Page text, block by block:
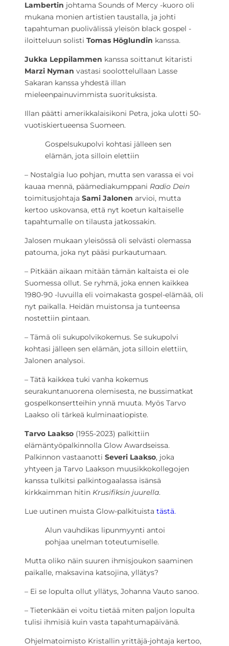
Lambertin johtama Sounds of Mercy -kuoro oli
mukana monien artistien taustalla, ja johti
tapahtuman puolivälissä yleisön black gospel -
iloitteluun solisti Tomas Höglundin kanssa.
Jukka Leppilammen kanssa soittanut kitaristi
Marzi Nyman vastasi soolottelullaan Lasse
Sakaran kanssa yhdestä illan
mieleenpainuvimmista suorituksista.
Illan päätti amerikkalaisikoni Petra, joka ulotti 50-
vuotiskiertueensa Suomeen.
Gospelsukupolvi kohtasi jälleen sen
elämän, jota silloin elettiin
– Nostalgia luo pohjan, mutta sen varassa ei voi
kauaa mennä, päämediakumppani Radio Dein
toimitusjohtaja Sami Jalonen arvioi, mutta
kertoo uskovansa, että nyt koetun kaltaiselle
tapahtumalle on tilausta jatkossakin.
Jalosen mukaan yleisössä oli selvästi olemassa
patouma, joka nyt pääsi purkautumaan.
– Pitkään aikaan mitään tämän kaltaista ei ole
Suomessa ollut. Se ryhmä, joka ennen kaikkea
1980-90 -luvuilla eli voimakasta gospel-elämää, oli
nyt paikalla. Heidän muistonsa ja tunteensa
nostettiin pintaan.
– Tämä oli sukupolvikokemus. Se sukupolvi
kohtasi jälleen sen elämän, jota silloin elettiin,
Jalonen analysoi.
– Tätä kaikkea tuki vanha kokemus
seurakuntanuorena olemisesta, ne bussimatkat
gospelkonsertteihin ynnä muuta. Myös Tarvo
Laakso oli tärkeä kulminaatiopiste.
Tarvo Laakso (1955-2023) palkittiin
elämäntyöpalkinnolla Glow Awardseissa.
Palkinnon vastaanotti Severi Laakso, joka
yhtyeen ja Tarvo Laakson muusikkokollegojen
kanssa tulkitsi palkintogaalassa isänsä
kirkkaimman hitin Krusifiksin juurella.
Lue uutinen muista Glow-palkituista tästä.
Alun vauhdikas lipunmyynti antoi
pohjaa unelman toteutumiselle.
Mutta oliko näin suuren ihmisjoukon saaminen
paikalle, maksavina katsojina, yllätys?
– Ei se lopulta ollut yllätys, Johanna Vauto sanoo.
– Tietenkään ei voitu tietää miten paljon lopulta
tulisi ihmisiä kuin vasta tapahtumapäivänä.
Ohjelmatoimisto Kristallin yrittäjä-johtaja kertoo,